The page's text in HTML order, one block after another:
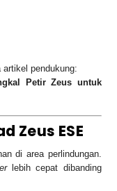
pendukung:
Petir Zeus untuk
Zeus ESE
di area perlindungan.
lebih cepat dibanding